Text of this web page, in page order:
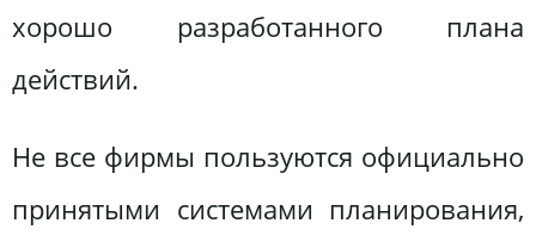
хорошо разработанного плана
действий.
Не все фирмы пользуются официально
принятыми системами планирования,